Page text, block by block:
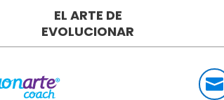
EL ARTE DE
EVOLUCIONAR
